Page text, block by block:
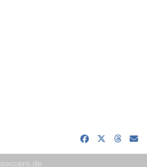
soccero.de